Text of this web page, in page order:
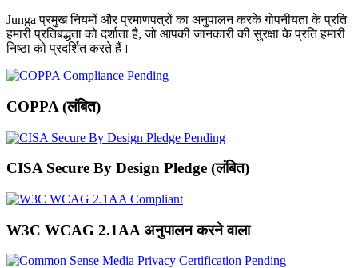
Junga प्रमुख नियमों और प्रमाणपत्रों का अनुपालन करके गोपनीयता के प्रति
हमारी प्रतिबद्धता को दर्शाता है, जो आपकी जानकारी की सुरक्षा के प्रति हमारी
निष्ठा को प्रदर्शित करते हैं।
COPPA (लंबित)
CISA Secure By Design Pledge (लंबित)
W3C WCAG 2.1AA अनुपालन करने वाला